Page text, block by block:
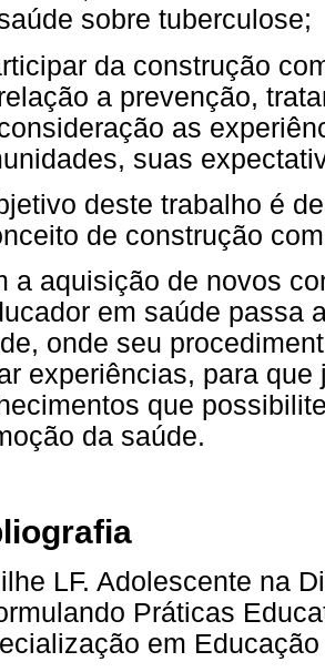
sobre tuberculose;
da construção
a prevenção,
as
suas
deste trabalho é
de construção
a aquisição de novos
em saúde passa
onde seu
experiências, para
que
da saúde.
LF. Adolescente na
Práticas
em